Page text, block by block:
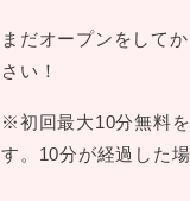
まだオープンをして
さい！
※初回最大10分無料
す。10分が経過した